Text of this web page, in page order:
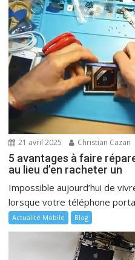
21 avril 2025 Christian Cazan
5 avantages à faire
au lieu d’en racheter un
Impossible aujourd’hui de
lorsque votre téléphone
Actualité Mobile Blog